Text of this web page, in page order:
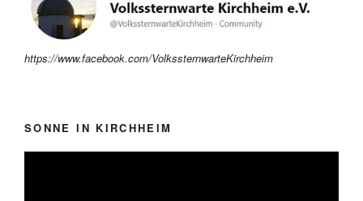
https://www.facebook.com/VolkssternwarteKirchheim
SONNE IN KIRCHHEIM